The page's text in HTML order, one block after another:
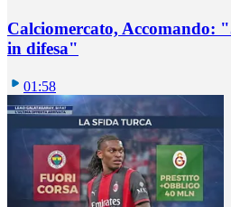
Calciomercato, Accomando:
in difesa"
01:58